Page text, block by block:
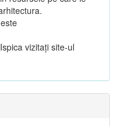
vizitaţi site-ul